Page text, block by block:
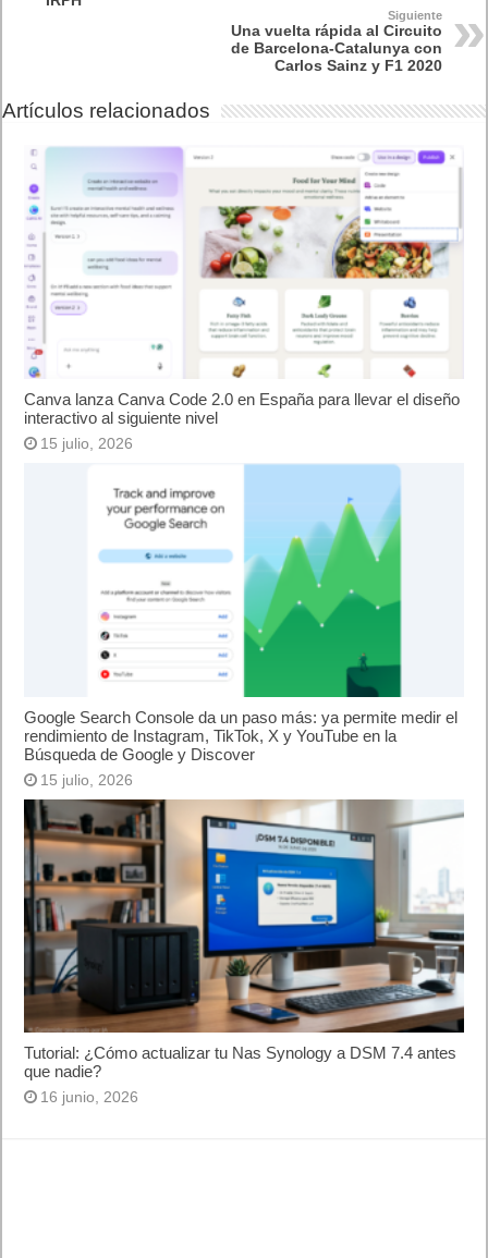
Siguiente
Una vuelta rápida al Circuito
de Barcelona-Catalunya con
Carlos Sainz y F1 2020
Artículos relacionados
Canva lanza Canva Code 2.0 en España para llevar el diseño
interactivo al siguiente nivel
15 julio, 2026
Google Search Console da un paso más: ya permite medir el
rendimiento de Instagram, TikTok, X y YouTube en la
Búsqueda de Google y Discover
15 julio, 2026
Tutorial: ¿Cómo actualizar tu Nas Synology a DSM 7.4 antes
que nadie?
16 junio, 2026